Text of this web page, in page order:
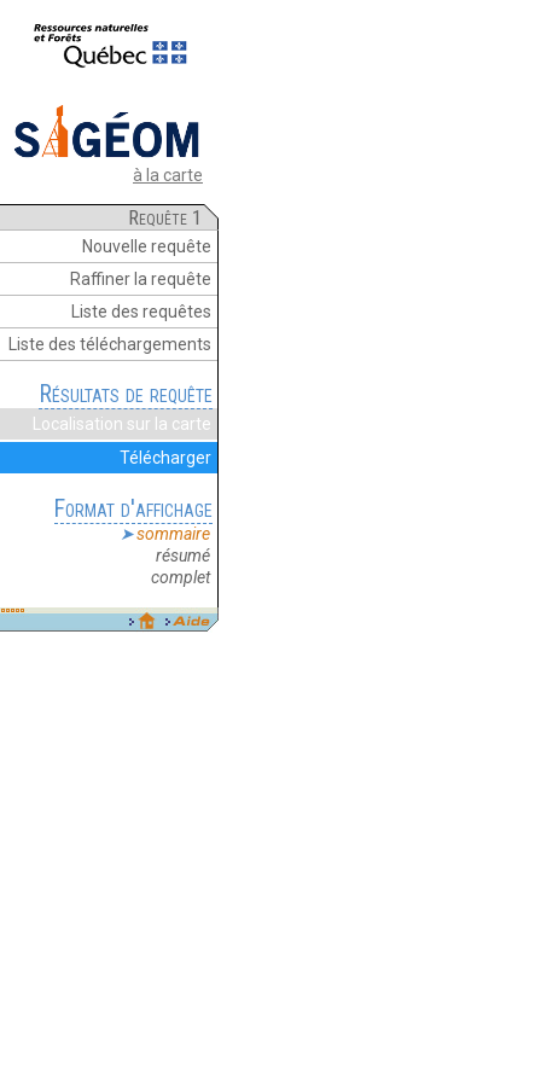
à la carte
Requête 1
Nouvelle requête
Raffiner la requête
Liste des requêtes
Liste des téléchargements
Résultats de requête
Localisation sur la carte
Télécharger
Format d'affichage
sommaire
résumé
complet